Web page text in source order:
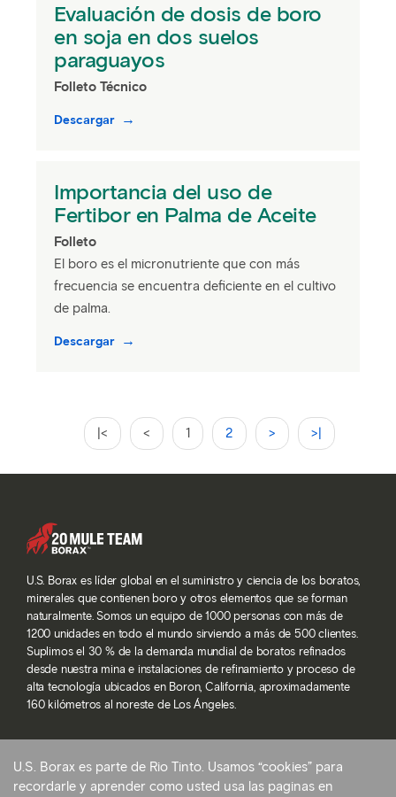
Evaluación de dosis de boro
en soja en dos suelos
paraguayos
Folleto Técnico
Descargar
Importancia del uso de
Fertibor en Palma de Aceite
Folleto
El boro es el micronutriente que con más
frecuencia se encuentra deficiente en el cultivo
de palma.
Descargar
|< < 1 2 > >|
U.S. Borax es líder global en el suministro y ciencia de los boratos,
minerales que contienen boro y otros elementos que se forman
naturalmente. Somos un equipo de 1000 personas con más de
1200 unidades en todo el mundo sirviendo a más de 500 clientes.
Suplimos el 30 % de la demanda mundial de boratos refinados
desde nuestra mina e instalaciones de refinamiento y proceso de
alta tecnología ubicados en Boron, California, aproximadamente
160 kilómetros al noreste de Los Ángeles.
© 2026 Rio Tinto. Todos los derechos reservados.
U.S. Borax es parte de Rio Tinto. Usamos “cookies” para
recordarle y aprender como usted usa las paginas en